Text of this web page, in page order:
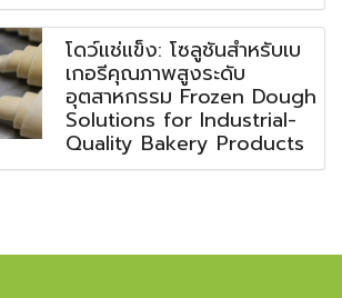
โดว์แช่แข็ง: โซลูชันสำหรับเบ
เกอรีคุณภาพสูงระดับ
อุตสาหกรรม Frozen Dough
Solutions for Industrial-
Quality Bakery Products